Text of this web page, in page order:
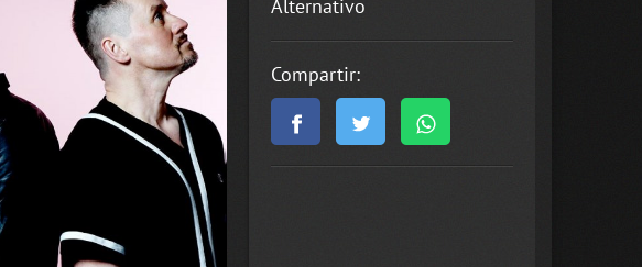
Alternativo
Compartir: